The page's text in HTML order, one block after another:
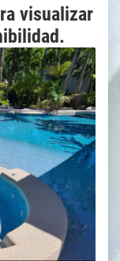
visualizar